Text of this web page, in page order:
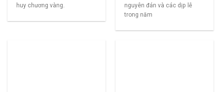
huy chương vàng.
nguyên đán và các dịp lễ
trong năm